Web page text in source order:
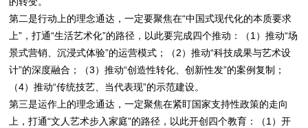
第二是行动上的理念通达，一定要聚焦在“中国式现代化的本质要求
上”，打通“生活艺术化”的路径，以此要完成四个推动：（1）推动“场
景式营销、沉浸式体验”的运营模式；（2）推动“科技成果与艺术设
计”的深度融合；（3）推动“创造性转化、创新性发”的案例复制；
（4）推动“传统技艺、当代表现”的示范建设。
第三是运作上的理念通达，一定聚焦在紧盯国家支持性政策的走向
上，打通“文人艺术步入家庭”的路径，以此开创四个教育：（1）开